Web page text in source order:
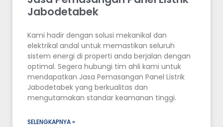
Jabodetabek
Kami hadir dengan solusi mekanikal dan
elektrikal andal untuk memastikan seluruh
sistem energi di properti anda berjalan dengan
optimal. Segera hubungi tim ahli kami untuk
mendapatkan Jasa Pemasangan Panel Listrik
Jabodetabek yang berkualitas dan
mengutamakan standar keamanan tinggi.
SELENGKAPNYA »